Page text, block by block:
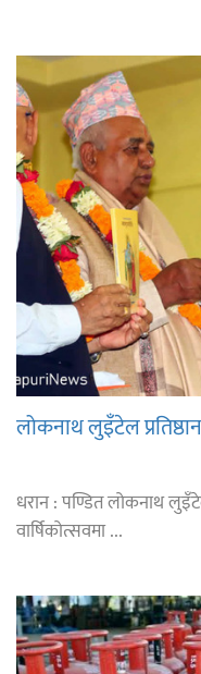
लोकनाथ लुइँटेल
धरान : पण्डित लोकनाथ
वार्षिकोत्सवमा ...